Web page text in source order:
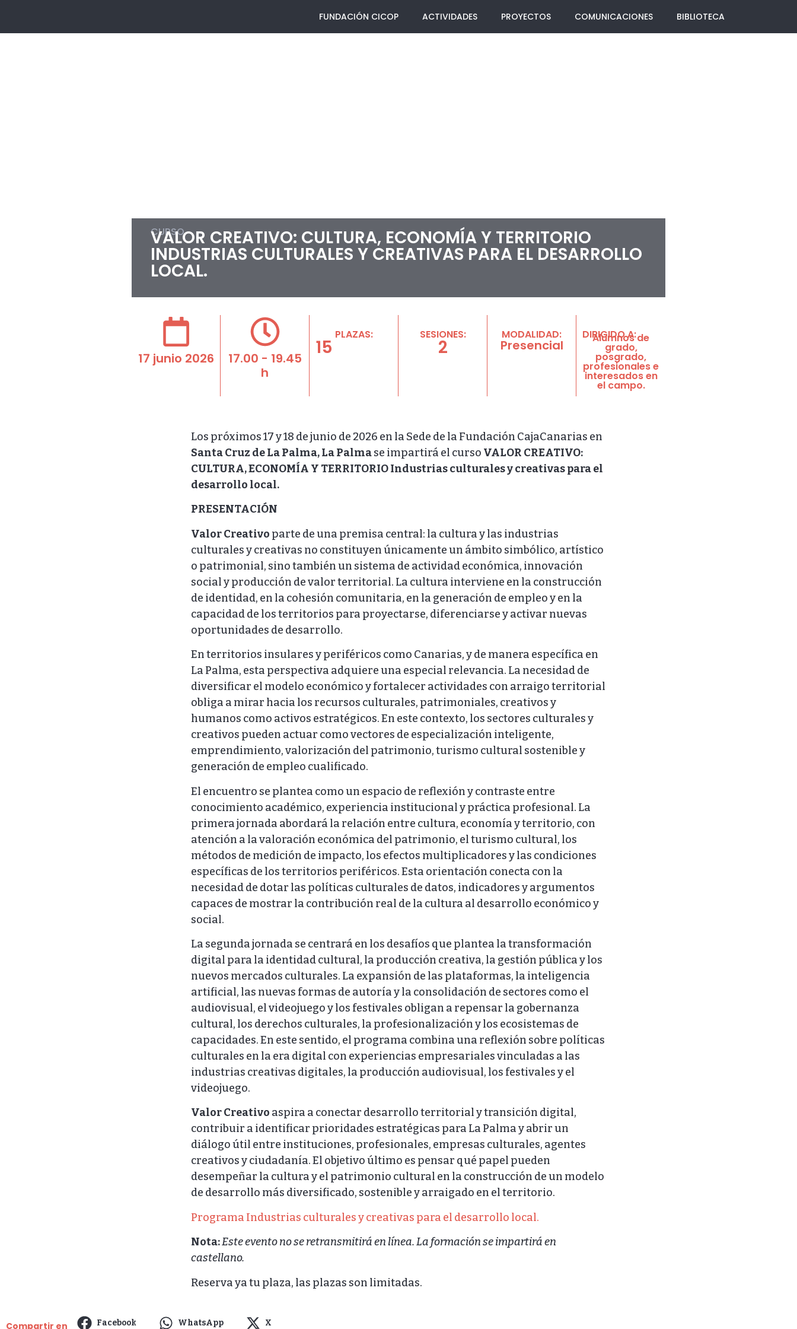
FUNDACIÓN CICOP ACTIVIDADES PROYECTOS COMUNICACIONES BIBLIOTECA
CURSO
VALOR CREATIVO: CULTURA, ECONOMÍA Y TERRITORIO
INDUSTRIAS CULTURALES Y CREATIVAS PARA EL DESARROLLO
LOCAL.
17 junio 2026
17.00 - 19.45
h
PLAZAS:
15
SESIONES:
2
MODALIDAD:
Presencial
DIRIGIDO A:
Alumnos de
grado,
posgrado,
profesionales e
interesados en
el campo.
Los próximos 17 y 18 de junio de 2026 en la Sede de la Fundación CajaCanarias en
Santa Cruz de La Palma, La Palmase impartirá el curso VALOR CREATIVO:
CULTURA, ECONOMÍA Y TERRITORIO Industrias culturales y creativas para el
desarrollo local.
PRESENTACIÓN
Valor Creativo parte de una premisa central: la cultura y las industrias
culturales y creativas no constituyen únicamente un ámbito simbólico, artístico
o patrimonial, sino también un sistema de actividad económica, innovación
social y producción de valor territorial. La cultura interviene en la construcción
de identidad, en la cohesión comunitaria, en la generación de empleo y en la
capacidad de los territorios para proyectarse, diferenciarse y activar nuevas
oportunidades de desarrollo.
En territorios insulares y periféricos como Canarias, y de manera específica en
La Palma, esta perspectiva adquiere una especial relevancia. La necesidad de
diversificar el modelo económico y fortalecer actividades con arraigo territorial
obliga a mirar hacia los recursos culturales, patrimoniales, creativos y
humanos como activos estratégicos. En este contexto, los sectores culturales y
creativos pueden actuar como vectores de especialización inteligente,
emprendimiento, valorización del patrimonio, turismo cultural sostenible y
generación de empleo cualificado.
El encuentro se plantea como un espacio de reflexión y contraste entre
conocimiento académico, experiencia institucional y práctica profesional. La
primera jornada abordará la relación entre cultura, economía y territorio, con
atención a la valoración económica del patrimonio, el turismo cultural, los
métodos de medición de impacto, los efectos multiplicadores y las condiciones
específicas de los territorios periféricos. Esta orientación conecta con la
necesidad de dotar las políticas culturales de datos, indicadores y argumentos
capaces de mostrar la contribución real de la cultura al desarrollo económico y
social.
La segunda jornada se centrará en los desafíos que plantea la transformación
digital para la identidad cultural, la producción creativa, la gestión pública y los
nuevos mercados culturales. La expansión de las plataformas, la inteligencia
artificial, las nuevas formas de autoría y la consolidación de sectores como el
audiovisual, el videojuego y los festivales obligan a repensar la gobernanza
cultural, los derechos culturales, la profesionalización y los ecosistemas de
capacidades. En este sentido, el programa combina una reflexión sobre políticas
culturales en la era digital con experiencias empresariales vinculadas a las
industrias creativas digitales, la producción audiovisual, los festivales y el
videojuego.
Valor Creativo aspira a conectar desarrollo territorial y transición digital,
contribuir a identificar prioridades estratégicas para La Palma y abrir un
diálogo útil entre instituciones, profesionales, empresas culturales, agentes
creativos y ciudadanía. El objetivo último es pensar qué papel pueden
desempeñar la cultura y el patrimonio cultural en la construcción de un modelo
de desarrollo más diversificado, sostenible y arraigado en el territorio.
Programa Industrias culturales y creativas para el desarrollo local.
Nota:Este evento no se retransmitirá en línea. La formación se impartirá en
castellano.
Reserva ya tu plaza, las plazas son limitadas.
Compartir en Facebook WhatsApp X